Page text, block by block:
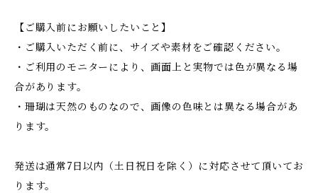
【ご購入前にお願いしたいこと】
・ご購入いただく前に、サイズや素材をご確認ください。
・ご利用のモニターにより、画面上と実物では色が異なる場
合があります。
・珊瑚は天然のものなので、画像の色味とは異なる場合があ
ります。
発送は通常7日以内（土日祝日を除く）に対応させて頂いてお
ります。